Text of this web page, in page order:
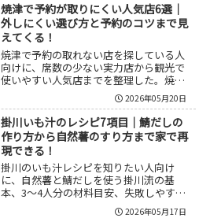
焼津で予約が取りにくい人気店6選｜
外しにくい選び方と予約のコツまで見
えてくる！
焼津で予約の取れない店を探している人
向けに、席数の少ない実力店から観光で
使いやすい人気店までを整理した。焼津
で予約の取れない店は、単に有名だから
ではなく、完全予約制、少席数、週末需
要など理由が分かれる。候補店の特徴、
予算感、向くシーン、予約のコツまで把
握しておくと、自分に合う一軒を外しに
くくなる。
2026年05月20日
掛川いも汁のレシピ7項目｜鯖だしの
作り方から自然薯のすり方まで家で再
現できる！
掛川のいも汁レシピを知りたい人向け
に、自然薯と鯖だしを使う掛川流の基
本、3〜4人分の材料目安、失敗しやすい
ポイント、時短アレンジ、食べ方のコツ
2026年05月17日